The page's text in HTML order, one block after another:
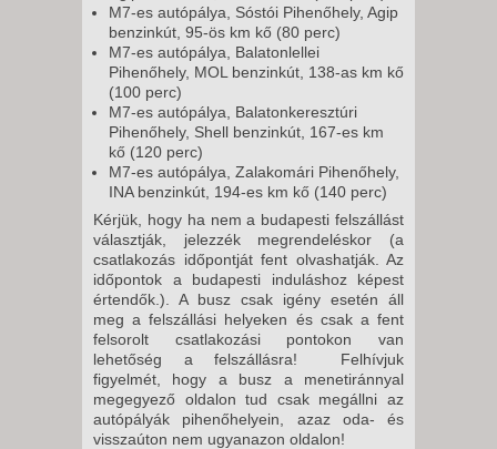
M7-es autópálya, Sóstói Pihenőhely, Agip
benzinkút, 95-ös km kő (80 perc)
M7-es autópálya, Balatonlellei
Pihenőhely, MOL benzinkút, 138-as km kő
(100 perc)
M7-es autópálya, Balatonkeresztúri
Pihenőhely, Shell benzinkút, 167-es km
kő (120 perc)
M7-es autópálya, Zalakomári Pihenőhely,
INA benzinkút, 194-es km kő (140 perc)
Kérjük, hogy ha nem a budapesti felszállást
választják, jelezzék megrendeléskor (a
csatlakozás időpontját fent olvashatják. Az
időpontok a budapesti induláshoz képest
értendők.). A busz csak igény esetén áll
meg a felszállási helyeken és csak a fent
felsorolt csatlakozási pontokon van
lehetőség a felszállásra! Felhívjuk
figyelmét, hogy a busz a menetiránnyal
megegyező oldalon tud csak megállni az
autópályák pihenőhelyein, azaz oda- és
visszaúton nem ugyanazon oldalon!